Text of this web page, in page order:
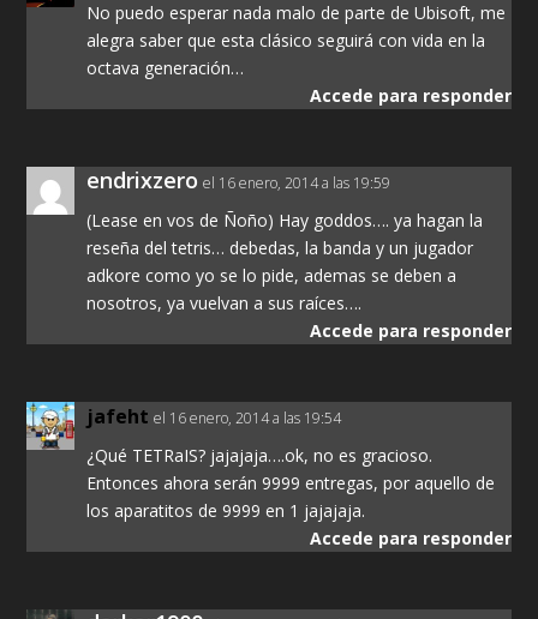
No puedo esperar nada malo de parte de Ubisoft, me
alegra saber que esta clásico seguirá con vida en la
octava generación…
Accede para responder
endrixzero el 16 enero, 2014 a las 19:59
(Lease en vos de Ñoño) Hay goddos…. ya hagan la
reseña del tetris… debedas, la banda y un jugador
adkore como yo se lo pide, ademas se deben a
nosotros, ya vuelvan a sus raíces….
Accede para responder
jafeht el 16 enero, 2014 a las 19:54
¿Qué TETRaIS? jajajaja….ok, no es gracioso.
Entonces ahora serán 9999 entregas, por aquello de
los aparatitos de 9999 en 1 jajajaja.
Accede para responder